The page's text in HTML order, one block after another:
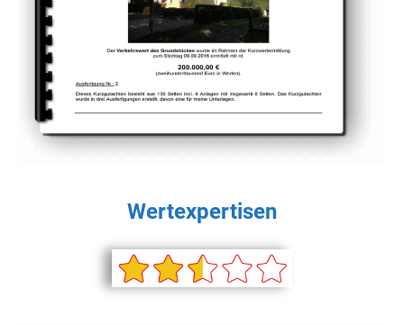
Wertexpertisen